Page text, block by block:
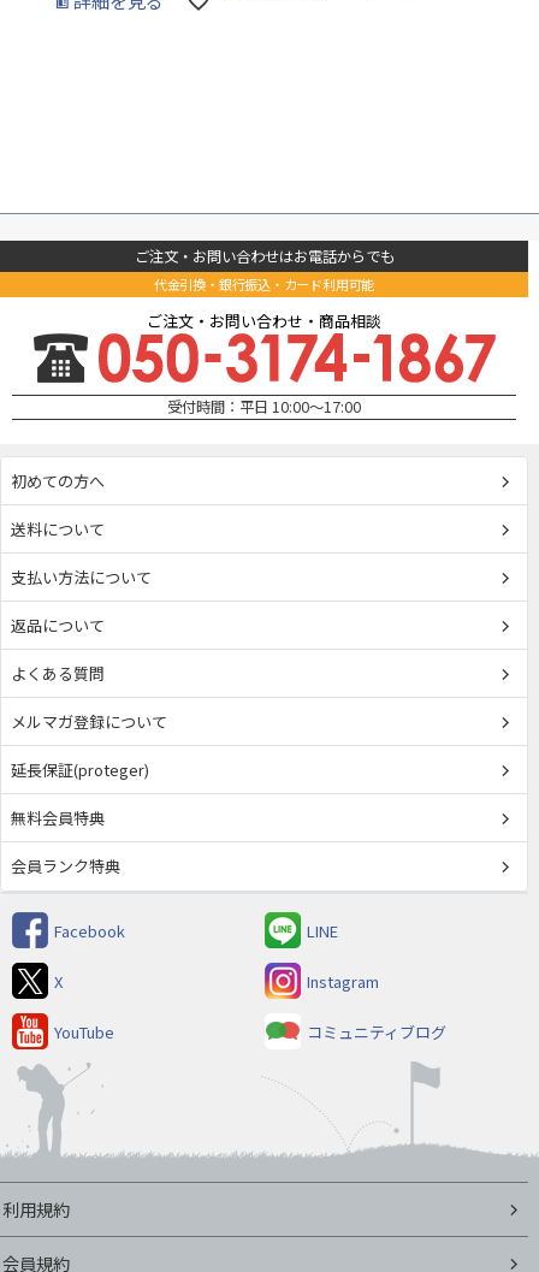
ご注文・お問い合わせはお電話からでも
代金引換・銀行振込・カード利用可能
ご注文・お問い合わせ・商品相談
受付時間：平日 10:00～17:00
初めての方へ
送料について
支払い方法について
返品について
よくある質問
メルマガ登録について
延長保証(proteger)
無料会員特典
会員ランク特典
Facebook LINE
X Instagram
YouTube コミュニティブログ
利用規約
会員規約